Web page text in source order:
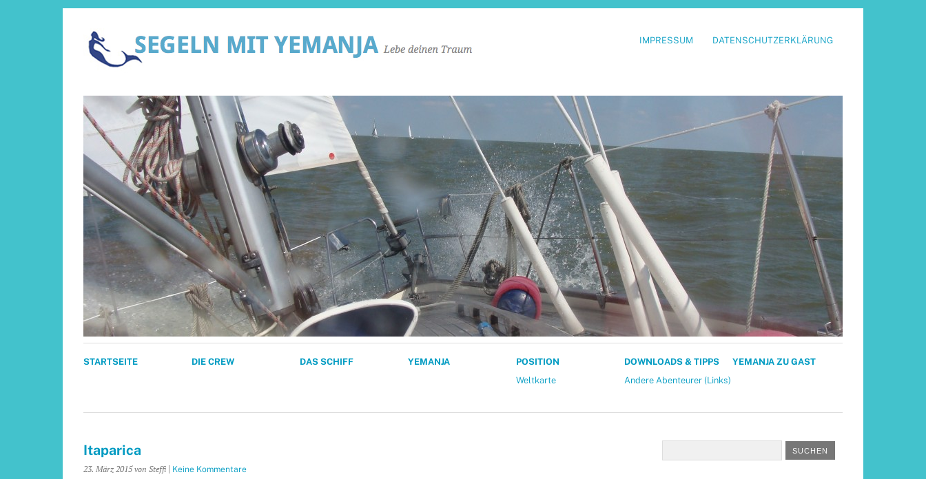
IMPRESSUM DATENSCHUTZERKLÄRUNG
STARTSEITE DIE CREW DAS SCHIFF YEMANJA
POSITION
Weltkarte
DOWNLOADS & TIPPS
Andere Abenteurer (Links)
YEMANJA ZU GAST
Itaparica
23. März 2015von Steffi Keine Kommentare